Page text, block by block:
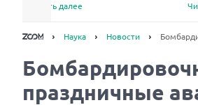
Читать далее
Наука Новости
праздничные